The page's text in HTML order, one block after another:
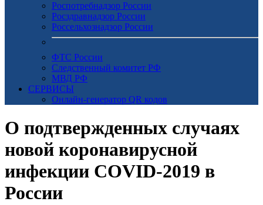
Роспотребнадзор России
Росздравнадзор России
Россельхознадзор России
ФТС России
Следственный комитет РФ
МВД РФ
СЕРВИСЫ
Онлайн-генератор QR кодов
О подтвержденных случаях
новой коронавирусной
инфекции COVID-2019 в
России